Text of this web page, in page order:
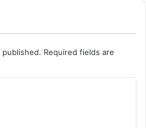
Required fields are